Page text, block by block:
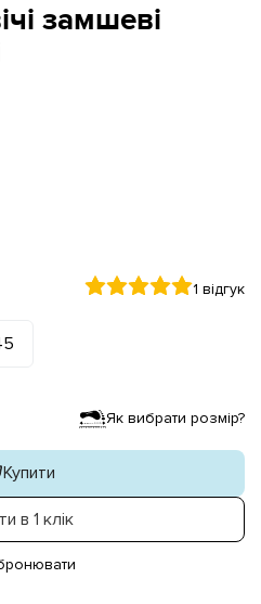
замшеві
1 відгук
Як вибрати розмір?
Купити
в 1 клік